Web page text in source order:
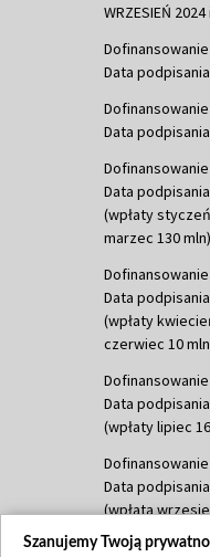
WRZESIEŃ
Dofinansowanie
Data podpisania
Dofinansowanie
Data
Dofinansowanie
Data
(wpłaty
marzec 130 mln)
Dofinansowanie
Data podpisania
(wpłaty
czerwiec 10
Dofinansowanie
Data podpisania
(wpłaty lipiec
Dofinansowanie
Data podpisania
(wpłata
Dofinansowanie
Szanujemy Twoją